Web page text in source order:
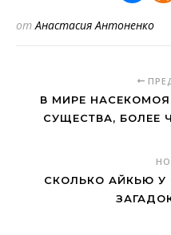
отАнастасия Антоненко
В МИРЕ
СУЩЕСТВА, БОЛЕЕ
СКОЛЬКО АЙКЬЮ У